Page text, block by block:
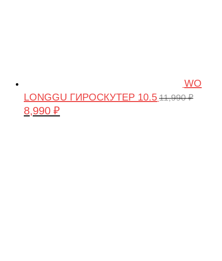
WO
LONGGU ГИРОСКУТЕР 10.5 11,990₽
Первоначальная
8,990 ₽